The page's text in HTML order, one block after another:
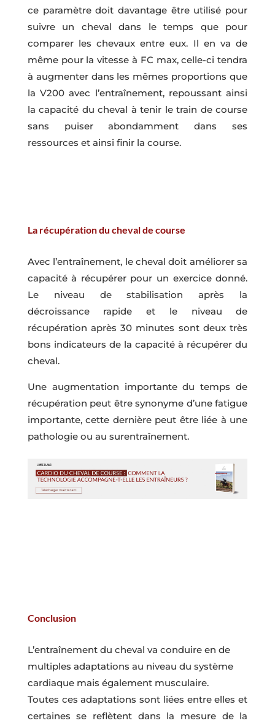
ce paramètre doit davantage être utilisé pour
suivre un cheval dans le temps que pour
comparer les chevaux entre eux. Il en va de
même pour la vitesse à FC max, celle-ci tendra
à augmenter dans les mêmes proportions que
la V200 avec l’entraînement, repoussant ainsi
la capacité du cheval à tenir le train de course
sans puiser abondamment dans ses
ressources et ainsi finir la course.
La récupération du cheval de course
Avec l’entraînement, le cheval doit améliorer sa
capacité à récupérer pour un exercice donné.
Le niveau de stabilisation après la
décroissance rapide et le niveau de
récupération après 30 minutes sont deux très
bons indicateurs de la capacité à récupérer du
cheval.
Une augmentation importante du temps de
récupération peut être synonyme d’une fatigue
importante, cette dernière peut être liée à une
pathologie ou au surentraînement.
Conclusion
L’entraînement du cheval va conduire en de
multiples adaptations au niveau du système
cardiaque mais également musculaire.
Toutes ces adaptations sont liées entre elles et
certaines se reflètent dans la mesure de la